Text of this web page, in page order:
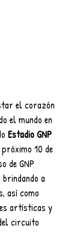
el corazón
el mundo en
Estadio GNP
10 de
de GNP
a
así como
artísticas y
circuito